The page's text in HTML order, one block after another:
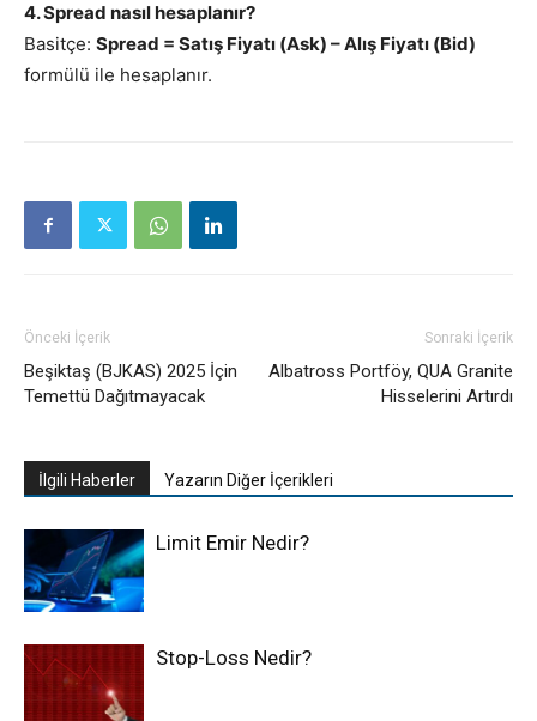
4. Spread nasıl hesaplanır?
Basitçe: Spread = Satış Fiyatı (Ask) – Alış Fiyatı (Bid)
formülü ile hesaplanır.
Önceki İçerik
Beşiktaş (BJKAS) 2025 İçin
Temettü Dağıtmayacak
Sonraki İçerik
Albatross Portföy, QUA Granite
Hisselerini Artırdı
İlgili Haberler Yazarın Diğer İçerikleri
Limit Emir Nedir?
Stop-Loss Nedir?